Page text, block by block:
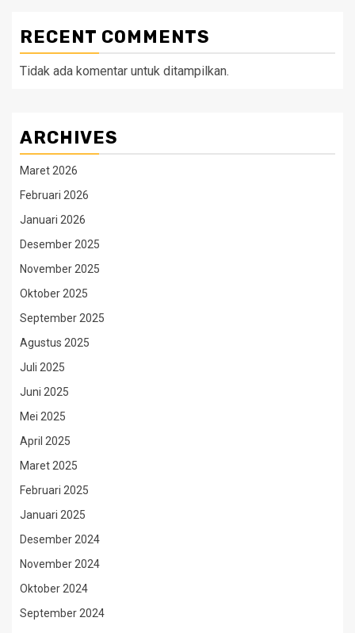
RECENT COMMENTS
Tidak ada komentar untuk ditampilkan.
ARCHIVES
Maret 2026
Februari 2026
Januari 2026
Desember 2025
November 2025
Oktober 2025
September 2025
Agustus 2025
Juli 2025
Juni 2025
Mei 2025
April 2025
Maret 2025
Februari 2025
Januari 2025
Desember 2024
November 2024
Oktober 2024
September 2024